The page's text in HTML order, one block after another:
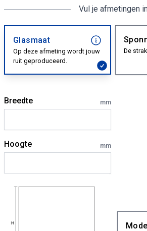
Vul je afmetingen
Glasmaat
Op deze afmeting wordt jouw
ruit geproduceerd.
De
Breedte mm
Hoogte mm